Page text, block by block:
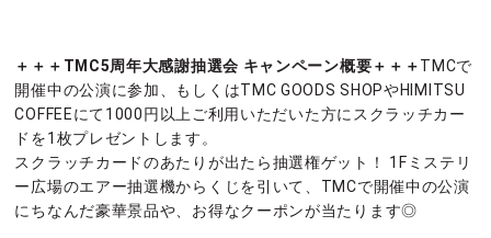
＋＋＋TMC5周年大感謝抽選会 キャンペーン概要＋＋＋TMCで
開催中の公演に参加、もしくはTMC GOODS SHOPやHIMITSU
COFFEEにて1000円以上ご利用いただいた方にスクラッチカー
ドを1枚プレゼントします。
スクラッチカードのあたりが出たら抽選権ゲット！ 1Fミステリ
ー広場のエアー抽選機からくじを引いて、TMCで開催中の公演
にちなんだ豪華景品や、お得なクーポンが当たります◎